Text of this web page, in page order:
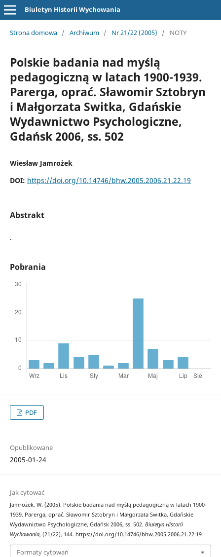
Biuletyn Historii Wychowania
Strona domowa / Archiwum / Nr 21/22 (2005) / NOTY
Polskie badania nad myślą
pedagogiczną w latach 1900-1939.
Parerga, oprać. Sławomir Sztobryn
i Małgorzata Switka, Gdańskie
Wydawnictwo Psychologiczne,
Gdańsk 2006, ss. 502
Wiesław Jamrożek
DOI: https://doi.org/10.14746/bhw.2005.2006.21.22.19
Abstrakt
.
Pobrania
PDF
Opublikowane
2005-01-24
Jak cytować
Jamrożek, W. (2005). Polskie badania nad myślą pedagogiczną w latach 1900-
1939. Parerga, oprać. Sławomir Sztobryn i Małgorzata Switka, Gdańskie
Wydawnictwo Psychologiczne, Gdańsk 2006, ss. 502. Biuletyn Historii
Wychowania, (21/22), 144. https://doi.org/10.14746/bhw.2005.2006.21.22.19
Formaty cytowań